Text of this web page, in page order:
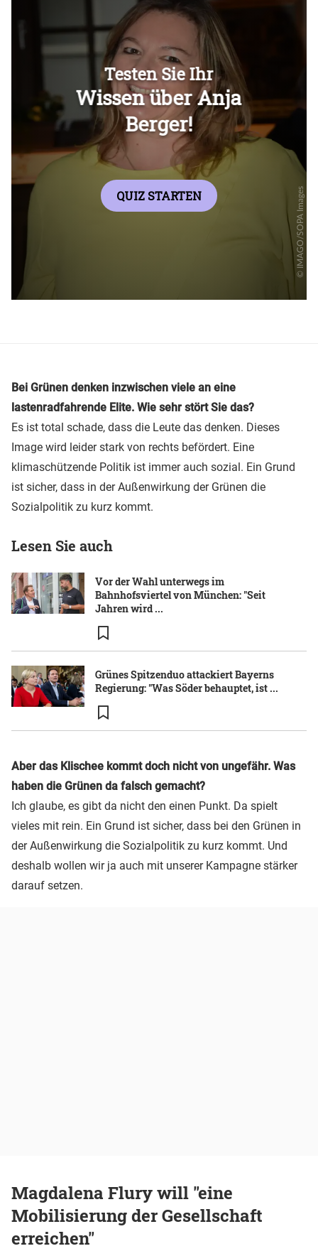
Überspringen
Bei Grünen denken inzwischen viele an eine
lastenradfahrende Elite. Wie sehr stört Sie das?
Es ist total schade, dass die Leute das denken. Dieses
Image wird leider stark von rechts befördert. Eine
klimaschützende Politik ist immer auch sozial. Ein Grund
ist sicher, dass in der Außenwirkung der Grünen die
Sozialpolitik zu kurz kommt.
Lesen Sie auch
Vor der Wahl unterwegs im
Bahnhofsviertel von München: "Seit
Jahren wird ...
Grünes Spitzenduo attackiert Bayerns
Regierung: "Was Söder behauptet, ist ...
Aber das Klischee kommt doch nicht von ungefähr. Was
haben die Grünen da falsch gemacht?
Ich glaube, es gibt da nicht den einen Punkt. Da spielt
vieles mit rein. Ein Grund ist sicher, dass bei den Grünen in
der Außenwirkung die Sozialpolitik zu kurz kommt. Und
deshalb wollen wir ja auch mit unserer Kampagne stärker
darauf setzen.
Magdalena Flury will "eine
Mobilisierung der Gesellschaft
erreichen"